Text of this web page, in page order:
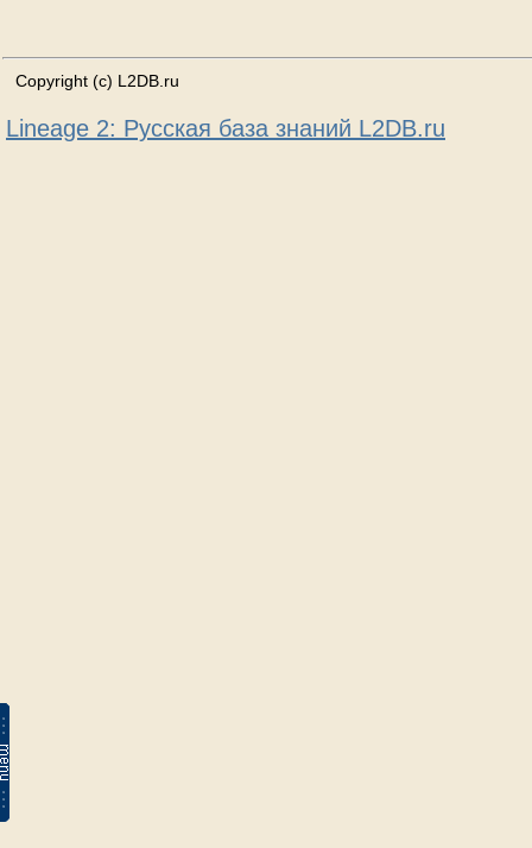
Copyright (c) L2DB.ru
Lineage 2: Русская база знаний L2DB.ru